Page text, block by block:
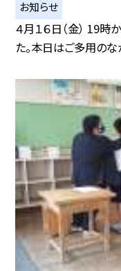
お知らせ
４月１６日（金） 19
た。本日はご多用のな